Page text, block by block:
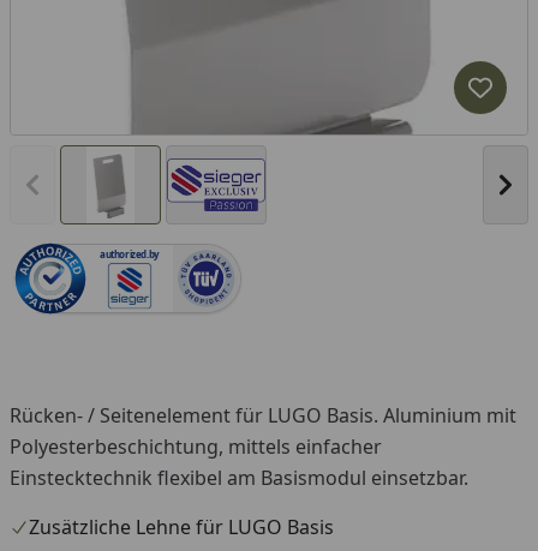
Vorheriges Bild anzeigen
authorized.by
Rücken- / Seitenelement für LUGO Basis. Aluminium mit
Polyesterbeschichtung, mittels einfacher
Einstecktechnik flexibel am Basismodul einsetzbar.
Zusätzliche Lehne für LUGO Basis